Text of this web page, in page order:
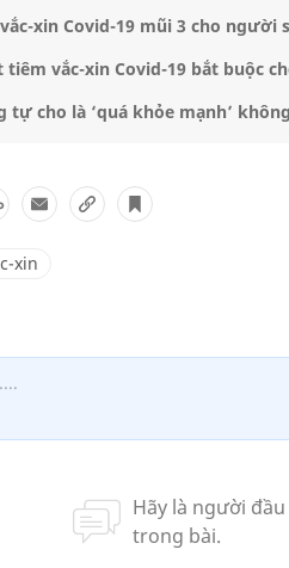
xin Covid-19 mũi 3 cho người
vắc-xin Covid-19 bắt buộc
cho là ‘quá khỏe mạnh’
xin